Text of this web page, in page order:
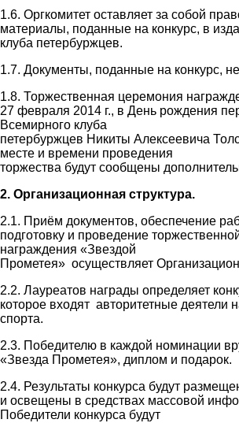
1.6. Оргкомитет оставляет за собой
материалы, поданные на конкурс, в
клуба петербуржцев.
1.7. Документы, поданные на конкурс,
1.8. Торжественная церемония
27 февраля 2014 г., в День рождения
Всемирного клуба
петербуржцев Никиты Алексеевича
месте и времени проведения
торжества будут сообщены
2. Организационная структура.
2.1. Приём документов, обеспечение
подготовку и проведение
награждения «Звездой
Прометея» осуществляет
2.2. Лауреатов награды определяет
которое входят авторитетные деятели
спорта.
2.3. Победителю в каждой номинации
«Звезда Прометея», диплом и подарок.
2.4. Результаты конкурса будут
и освещены в средствах массовой
Победители конкурса будут